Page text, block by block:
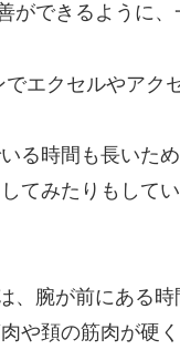
ができるように、
エクセルやアク
る時間も長いた
てみたりもして
腕が前にある
や頚の筋肉が硬